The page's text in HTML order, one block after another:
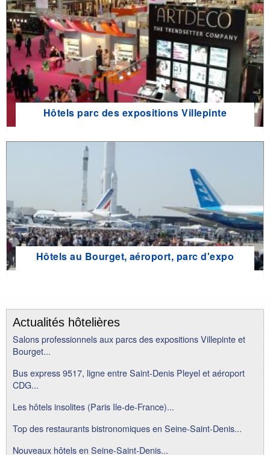
Hôtels parc des expositions Villepinte
Hôtels au Bourget, aéroport, parc d'expo
Actualités hôtelières
Salons professionnels aux parcs des expositions Villepinte et
Bourget...
Bus express 9517, ligne entre Saint-Denis Pleyel et aéroport
CDG...
Les hôtels insolites (Paris Ile-de-France)...
Top des restaurants bistronomiques en Seine-Saint-Denis...
Nouveaux hôtels en Seine-Saint-Denis...